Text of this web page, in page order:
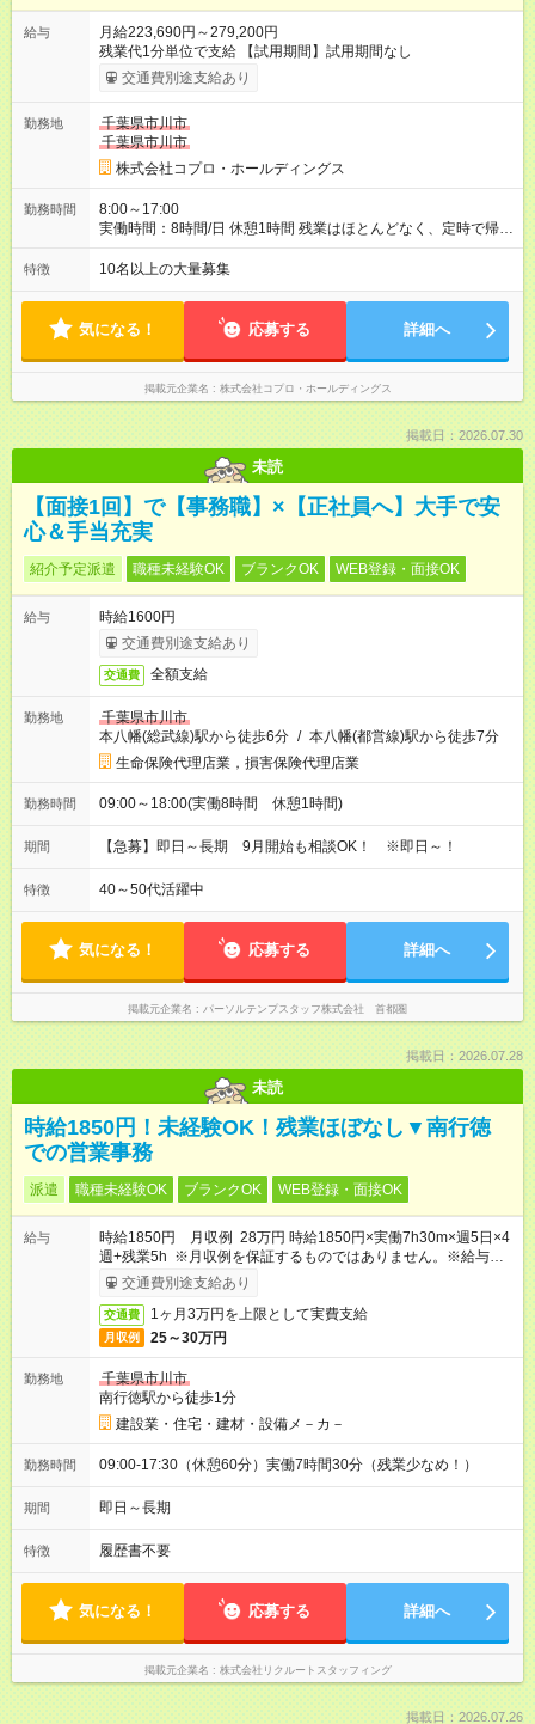
給与
月給223,690円～279,200円
残業代1分単位で支給 【試用期間】試用期間なし
交通費別途支給あり
勤務地
千葉県市川市
千葉県市川市
株式会社コプロ・ホールディングス
勤務時間
8:00～17:00
実働時間：8時間/日 休憩1時間 残業はほとんどなく、定時で帰れ
る日が多い働き方です。 毎日の業務は進捗管理や事務が中心な
ので、 「今日やるべき仕事」が終われば、自然と区切りをつけ
方を大切にしています。
特徴 10名以上の大量募集
気になる！ 応募する 詳細へ
掲載元企業名 株式会社コプロ・ホールディングス
掲載日：2026.07.30
未読
【面接1回】で【事務職】×【正社員へ】大手で安
心＆手当充実
紹介予定派遣 職種未経験OK ブランクOK WEB登録・面接OK
給与
時給1600円
交通費別途支給あり
交通費 全額支給
勤務地
千葉県市川市
本八幡(総武線)駅から徒歩6分 / 本八幡(都営線)駅から徒歩7分
生命保険代理店業，損害保険代理店業
勤務時間 09:00～18:00(実働8時間 休憩1時間)
期間 【急募】即日～長期 9月開始も相談OK！ ※即日～！
特徴 40～50代活躍中
気になる！ 応募する 詳細へ
掲載元企業名 パーソルテンプスタッフ株式会社 首都圏
掲載日：2026.07.28
未読
時給1850円！未経験OK！残業ほぼなし▼南行徳
での営業事務
派遣 職種未経験OK ブランクOK WEB登録・面接OK
給与
時給1850円 月収例 28万円 時給1850円×実働7h30m×週5日×4
週+残業5h ※月収例を保証するものではありません。※給与即受
取りサービス利用可（利用条件有）
交通費別途支給あり
交通費 1ヶ月3万円を上限として実費支給
月収例 25～30万円
勤務地
千葉県市川市
南行徳駅から徒歩1分
建設業・住宅・建材・設備メ－カ－
勤務時間 09:00-17:30（休憩60分）実働7時間30分（残業少なめ！）
期間 即日～長期
特徴 履歴書不要
気になる！ 応募する 詳細へ
掲載元企業名 株式会社リクルートスタッフィング
掲載日：2026.07.26